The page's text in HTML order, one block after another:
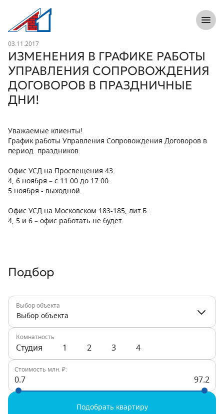
Л1 Строительная компания №1
Новость
03.11.2017
ИЗМЕНЕНИЯ В ГРАФИКЕ РАБОТЫ
УПРАВЛЕНИЯ СОПРОВОЖДЕНИЯ
ДОГОВОРОВ В ПРАЗДНИЧНЫЕ
ДНИ!
Уважаемые клиенты!
График работы Управления Сопровождения Договоров в
период праздников:
Офис УСД на Просвещения 43:
4, 6 ноября – с 11:00 до 17:00.
5 ноября - выходной.
Офис УСД на Московском 183-185, лит.Б:
4, 5 и 6 – офис работать не будет.
Подбор
Выбор объекта
Выбор объекта
Комнатность
Студия 1 2 3 4
Стоимость млн. ₽:
0.7 97.2
Подобрать квартиру